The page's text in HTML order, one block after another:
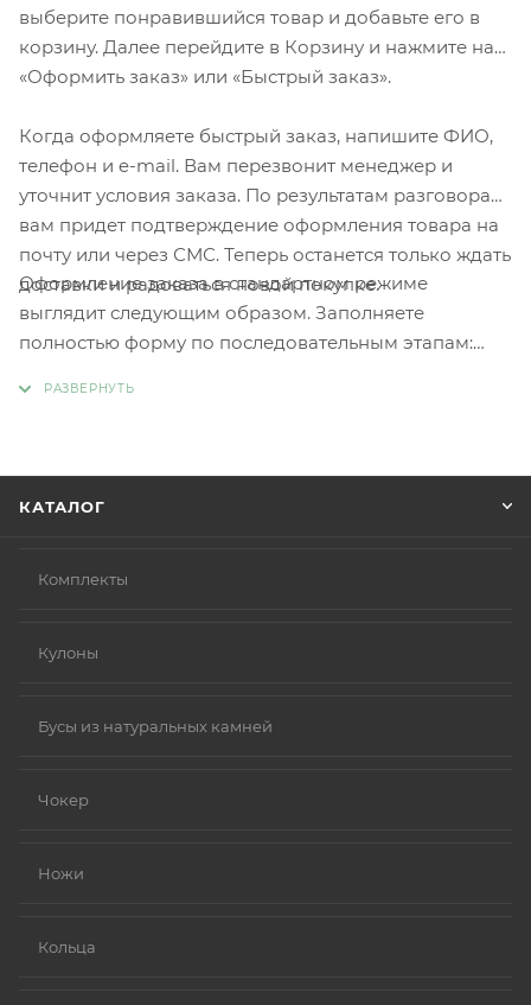
выберите понравившийся товар и добавьте его в
корзину. Далее перейдите в Корзину и нажмите на
«Оформить заказ» или «Быстрый заказ».
Когда оформляете быстрый заказ, напишите ФИО,
телефон и e-mail. Вам перезвонит менеджер и
уточнит условия заказа. По результатам разговора
вам придет подтверждение оформления товара на
почту или через СМС. Теперь останется только ждать
доставки и радоваться новой покупке.
Оформление заказа в стандартном режиме
выглядит следующим образом. Заполняете
полностью форму по последовательным этапам:
КАТАЛОГ
Комплекты
Кулоны
Бусы из натуральных камней
Чокер
Ножи
Кольца